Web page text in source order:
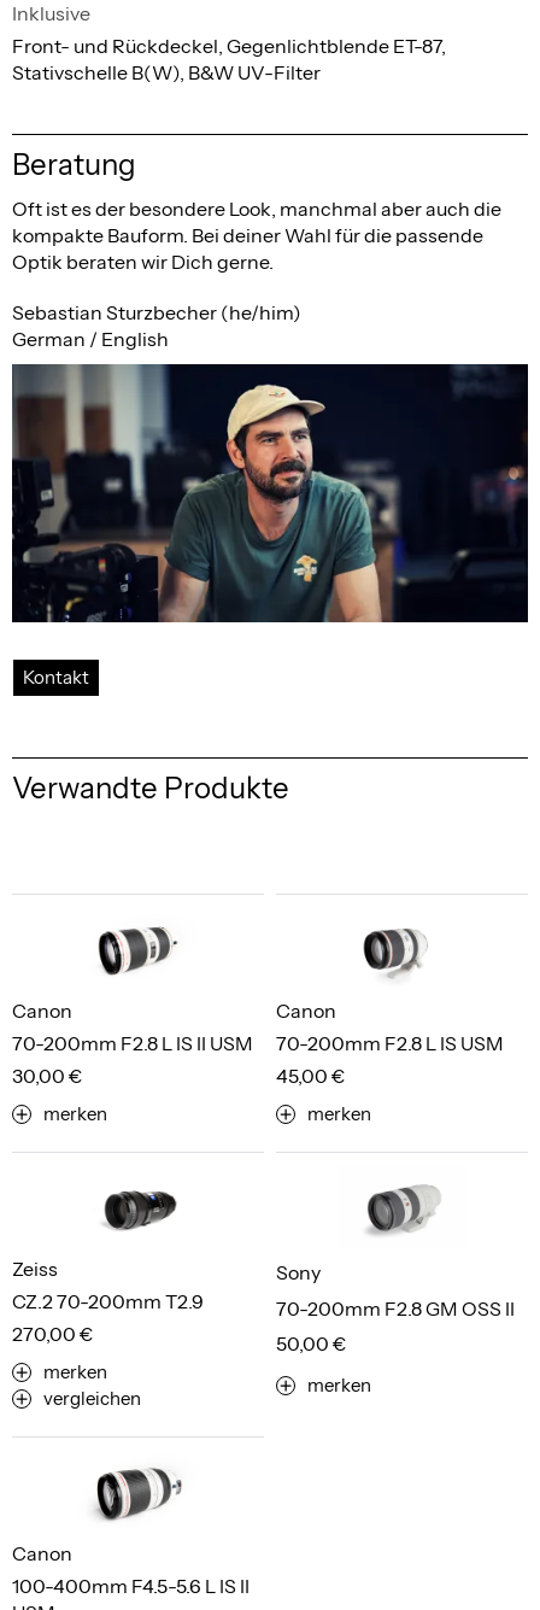
Inklusive
Front- und Rückdeckel, Gegenlichtblende ET-87,
Stativschelle B(W), B&W UV-Filter
Beratung
Oft ist es der besondere Look, manchmal aber auch die
kompakte Bauform. Bei deiner Wahl für die passende
Optik beraten wir Dich gerne.
Sebastian Sturzbecher (he/him)
German / English
Kontakt
Verwandte Produkte
70-200mm F2.8 L IS II USM
Canon
30,00 €
merken
70-200mm F2.8 L IS USM
Canon
45,00 €
merken
CZ.2 70-200mm T2.9
Zeiss
270,00 €
merken
vergleichen
70-200mm F2.8 GM OSS II
Sony
50,00 €
merken
100-400mm F4.5-5.6 L IS II
Canon